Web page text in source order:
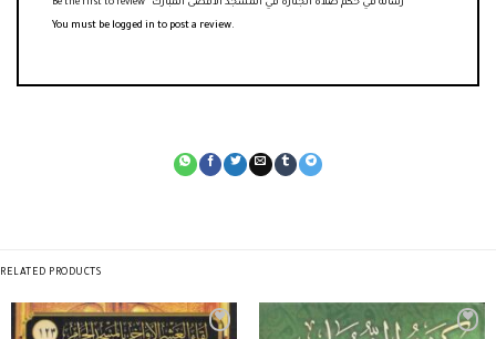
You must be logged in to post a review.
RELATED PRODUCTS